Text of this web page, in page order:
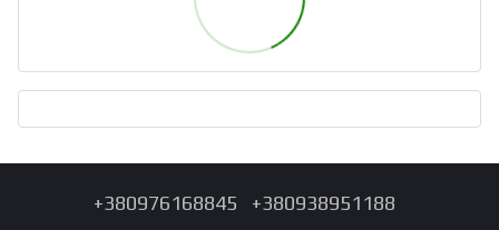
+380976168845 +380938951188